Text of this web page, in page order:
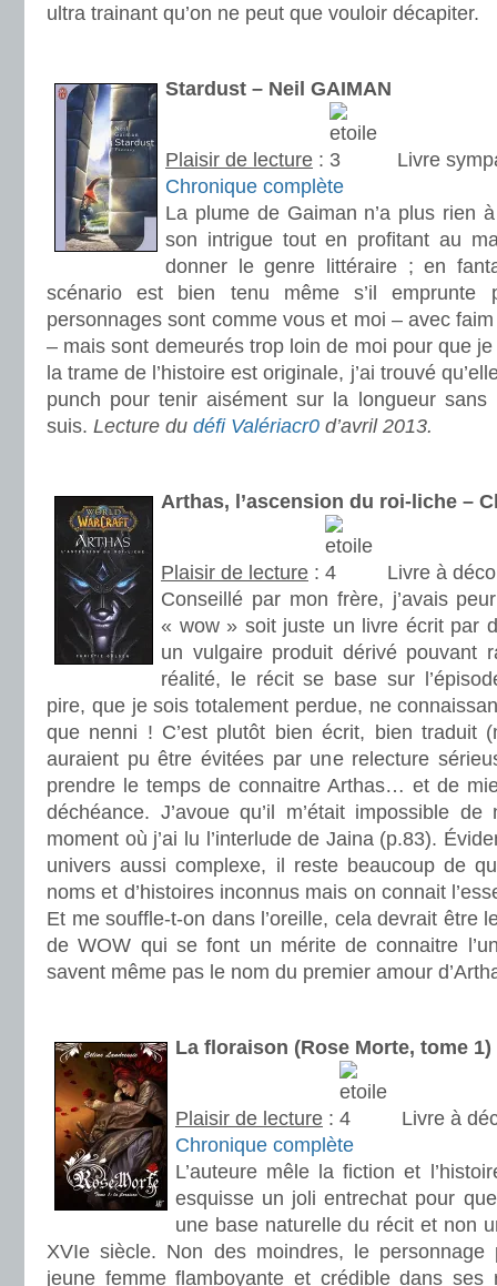
ultra trainant qu’on ne peut que vouloir décapiter.
Stardust – Neil GAIMAN
Plaisir de lecture :
Livre
Chronique complète
La plume de Gaiman n’a plus rien
son intrigue tout en profitant au
donner le genre littéraire ; en
scénario est bien tenu même s’il emprunte
personnages sont comme vous et moi – avec
– mais sont demeurés trop loin de moi pour que
la trame de l’histoire est originale, j’ai trouvé
punch pour tenir aisément sur la longueur
suis. Lecture du défi Valériacr0 d’avril 2013.
Arthas, l’ascension du roi-liche –
Plaisir de lecture :
Livre à
Conseillé par mon frère, j’avais
« wow » soit juste un livre écrit par
un vulgaire produit dérivé pouvant
réalité, le récit se base sur
pire, que je sois totalement perdue, ne
que nenni ! C’est plutôt bien écrit, bien traduit
auraient pu être évitées par une relecture
prendre le temps de connaitre Arthas… et de
déchéance. J’avoue qu’il m’était impossible
moment où j’ai lu l’interlude de Jaina (p.83).
univers aussi complexe, il reste beaucoup de
noms et d’histoires inconnus mais on connait
Et me souffle-t-on dans l’oreille, cela devrait être
de WOW qui se font un mérite de connaitre
savent même pas le nom du premier amour
La floraison (Rose Morte, tome 1)
Plaisir de lecture :
Livre à
Chronique complète
L’auteure mêle la fiction et
esquisse un joli entrechat pour
une base naturelle du récit et non
XVIe siècle. Non des moindres, le personnage
jeune femme flamboyante et crédible dans ses